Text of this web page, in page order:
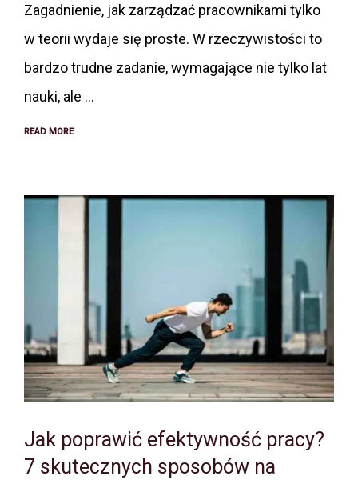
Zagadnienie, jak zarządzać pracownikami tylko
w teorii wydaje się proste. W rzeczywistości to
bardzo trudne zadanie, wymagające nie tylko lat
nauki, ale …
READ MORE
Jak poprawić efektywność pracy?
7 skutecznych sposobów na